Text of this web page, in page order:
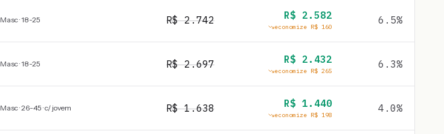
Masc · 18-25 R$2.742 R$ 2.582
economize R$ 160
6.5%
Masc · 18-25 R$2.697 R$ 2.432
economize R$ 265
6.3%
Masc · 26-45 · c/ jovem R$1.638 R$ 1.440
economize R$ 198
4.0%